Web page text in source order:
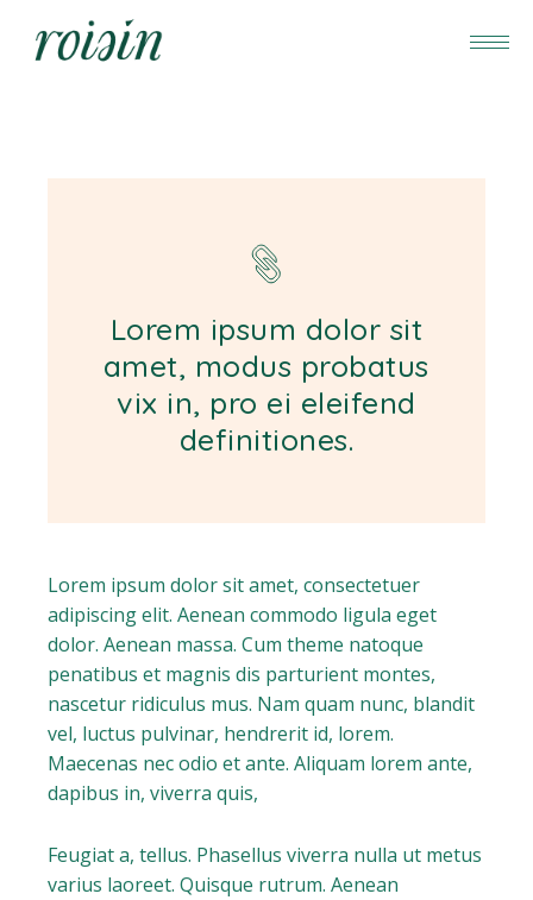
Lorem ipsum dolor sit
amet, modus probatus
vix in, pro ei eleifend
definitiones.
Lorem ipsum dolor sit amet, consectetuer
adipiscing elit. Aenean commodo ligula eget
dolor. Aenean massa. Cum theme natoque
penatibus et magnis dis parturient montes,
nascetur ridiculus mus. Nam quam nunc, blandit
vel, luctus pulvinar, hendrerit id, lorem.
Maecenas nec odio et ante. Aliquam lorem ante,
dapibus in, viverra quis,
Feugiat a, tellus. Phasellus viverra nulla ut metus
varius laoreet. Quisque rutrum. Aenean